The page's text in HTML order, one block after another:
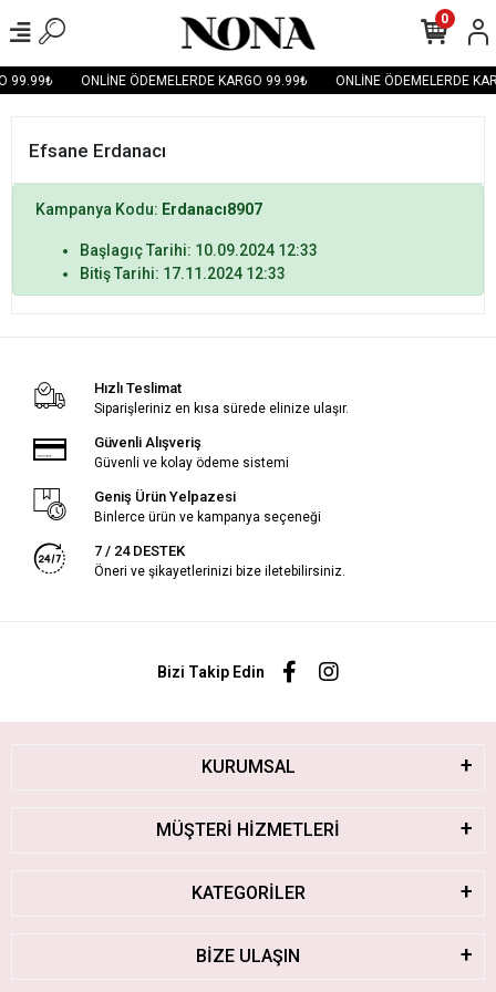
99.99₺ ONLİNE ÖDEMELERDE KARGO 99.99₺ ONLİNE ÖDEMELERDE
0
Efsane Erdanacı
Kampanya Kodu: Erdanacı8907
Başlagıç Tarihi: 10.09.2024 12:33
Bitiş Tarihi: 17.11.2024 12:33
Hızlı Teslimat
Siparişleriniz en kısa sürede elinize ulaşır.
Güvenli Alışveriş
Güvenli ve kolay ödeme sistemi
Geniş Ürün Yelpazesi
Binlerce ürün ve kampanya seçeneği
7 / 24 DESTEK
Öneri ve şikayetlerinizi bize iletebilirsiniz.
Bizi Takip Edin
KURUMSAL
MÜŞTERİ HİZMETLERİ
KATEGORİLER
BİZE ULAŞIN